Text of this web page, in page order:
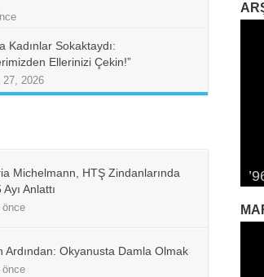
Kadınlar Sokaktaydı:
Ellerinizi Çekin!”
27, 2026
Michelmann, HTŞ Zindanlarında
Anlattı
önce
Ardından: Okyanusta Damla Olmak
önce